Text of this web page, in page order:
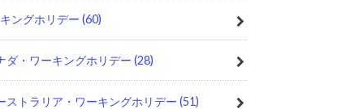
ングホリデー(60)
ダ・ワーキングホリデー (28)
ストラリア・ワーキングホリデー (51)